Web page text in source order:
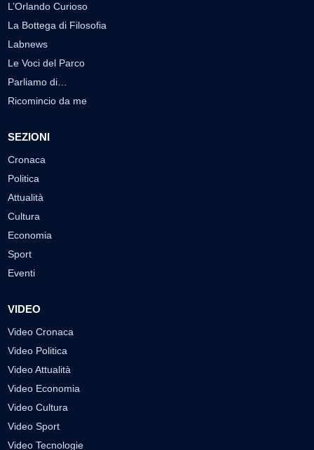
L’Orlando Curioso
La Bottega di Filosofia
Labnews
Le Voci del Parco
Parliamo di…
Ricomincio da me
SEZIONI
Cronaca
Politica
Attualità
Cultura
Economia
Sport
Eventi
VIDEO
Video Cronaca
Video Politica
Video Attualità
Video Economia
Video Cultura
Video Sport
Video Tecnologie